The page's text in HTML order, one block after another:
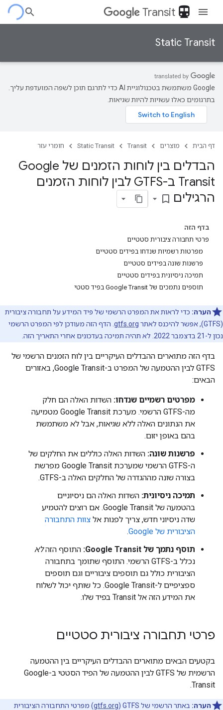
directions_transit
Transit
Static Transit
‫Google משתמשת בטכנולוגיית AI כדי לתרגם תוכן לשפה המועדפת עליך.
בתרגומים כאלו עשויות להיות שגיאות.
דף הבית מוצרים Transit
Static Transit חומרי עזר
הבדלים בין לוחות הזמנים של Google
Transit ב-GTFS לבין לוחות הזמנים
הרגילים bookmark_border
בדף הזה
פרטי תחבורה ציבורית סטטיים
מפרטות רשמיות שנדחו בפידים סטטיים
פרשנות שונה בפידים סטטיים
תמיכה ניסיונית בפידים סטטיים
תוספים נתמכים של Google Transit בפיד סטטי
הערה: כדי לראות את המפרט הרשמי של פיד המידע על תחבורה ציבורית
(GTFS), אפשר להיכנס לאתר
gtfs.org . הדף הזה מעודכן לפי המפרט הרשמי
נכון ל-21 בדצמבר 2022. לא תהיה תמיכה בעדכונים אחרי התאריך הזה.
בדף הזה מתוארים ההבדלים העיקריים בין לוח הזמנים הרשמי של
GTFS לבין ההטמעה של המפרט ב-Google Transit, באזורים
הבאים:
מפרטים רשמיים שנדחו: השדות האלה הם חלק
מה-GTFS הרשמי. מערכת Google Transit מטמיעה
את הנתונים האלה ללא שגיאות, אבל לא משתמשת
בהם באופן יזום.
פרשנות שונה: השדות האלה כוללים את החלקים של
ה-GTFS הרשמי שמערכת Google Transit מפרשת
בצורה שונה מההגדרה של החלקים האלה ב-GTFS.
תמיכה ניסיונית: השדות האלה הם ניסיוניים
בהטמעה של Google Transit. אם רוצים להטמיע
שדה ניסיוני חדש, צריך לפנות אל צוות התחבורה
הציבורית של Google
.
תוסף נתמך של Google Transit:
התוסף הזהלא
נכלל ב-GTFS הרשמי. התוסף שתומך בתחבורה
הציבורית כולל גם תוספים ציבוריים וגם תוספים
ספציפיים ל-Google Transit. כל שותף יכול לשלוח
את המידע הזה אל Transit בפיד שלו.
פרטי תחבורה ציבורית סטטיים
בקטעים הבאים מתוארים ההבדלים העיקריים בין ההטמעה
הרשמית של GTFS לבין ההטמעה של הפיד הסטטי ב-Google
Transit.
הערה: באתר הרשמי של GTFS‏ ( gtfs.org) מפרטי התחבורה הציבורית